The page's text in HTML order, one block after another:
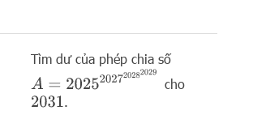
Tìm dư của phép chia số
A= 2025202720282029 cho
2031 .